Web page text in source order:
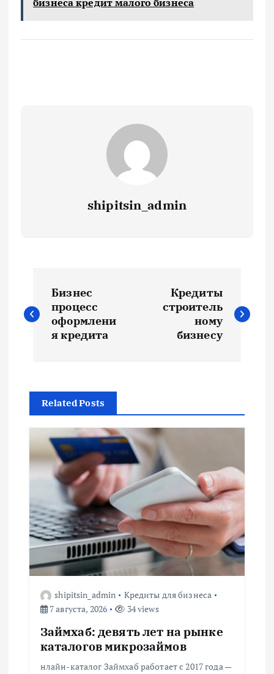
shipitsin_admin
а
г
а
ц
я
п
о
Бизнес
процесс
оформлени
я кредита
Кредиты
строитель
ному
бизнесу
Related Posts
shipitsin_admin
Кредиты для бизнеса
7 августа, 2026
34 views
Займхаб: девять лет на рынке
каталогов микрозаймов
нлайн-каталог Займхаб работает с 2017 года —